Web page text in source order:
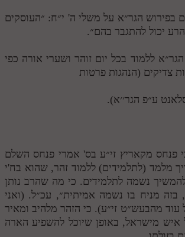
בפירוש הגר״א על משלי ה' י״ח: ״העוסקים
הרע יכול להתגבר בהם״.
ללמוד בכל יום זוהר ושערי אורה כפי
צדיקים (הנהגות פרטות
ע״פ הגר׳׳א).
פנחס מקאריץ זי״ע בס' אמרי פנחס השלם
מלמד (לתלמידים) ללמוד זהר, שהוא בח'י
נשמה לתלמידים. כי מה שהרב נותן
בזה מניח בו נשמה אמיתית״, עכ״ל. (ואני
מהבעש״ט זי״ע). כי הזהר מלהיב ומאיר
מישראל, באופן שיוכל להשפיע הארה